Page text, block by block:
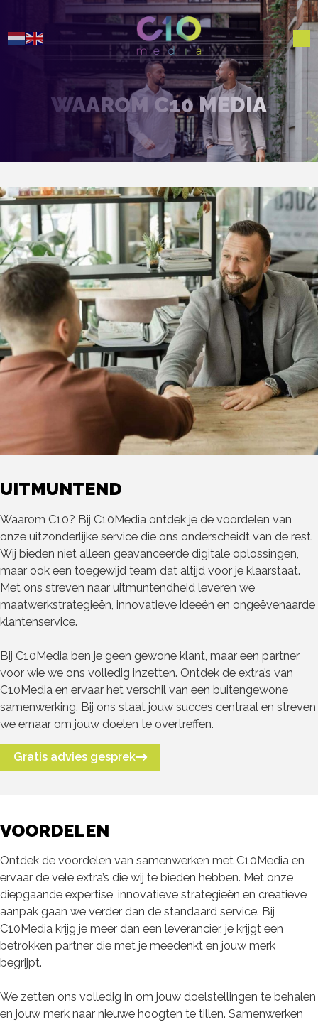
WAAROM C10 MEDIA
UITMUNTEND
Waarom C10? Bij C10Media ontdek je de voordelen van
onze uitzonderlijke service die ons onderscheidt van de rest.
Wij bieden niet alleen geavanceerde digitale oplossingen,
maar ook een toegewijd team dat altijd voor je klaarstaat.
Met ons streven naar uitmuntendheid leveren we
maatwerkstrategieën, innovatieve ideeën en ongeëvenaarde
klantenservice.
Bij C10Media ben je geen gewone klant, maar een partner
voor wie we ons volledig inzetten. Ontdek de extra’s van
C10Media en ervaar het verschil van een buitengewone
samenwerking. Bij ons staat jouw succes centraal en streven
we ernaar om jouw doelen te overtreffen.
Gratis advies gesprek
VOORDELEN
Ontdek de voordelen van samenwerken met C10Media en
ervaar de vele extra’s die wij te bieden hebben. Met onze
diepgaande expertise, innovatieve strategieën en creatieve
aanpak gaan we verder dan de standaard service. Bij
C10Media krijg je meer dan een leverancier, je krijgt een
betrokken partner die met je meedenkt en jouw merk
begrijpt.
We zetten ons volledig in om jouw doelstellingen te behalen
en jouw merk naar nieuwe hoogten te tillen. Samenwerken